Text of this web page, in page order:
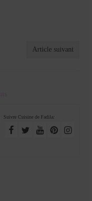
Article suivant
Suivre Cuisine de Fadila: